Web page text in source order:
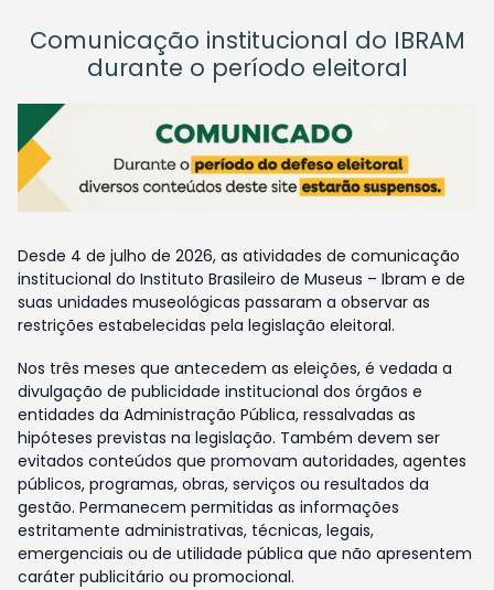
Comunicação institucional do IBRAM
durante o período eleitoral
Desde 4 de julho de 2026, as atividades de comunicação
institucional do Instituto Brasileiro de Museus – Ibram e de
suas unidades museológicas passaram a observar as
restrições estabelecidas pela legislação eleitoral.
Nos três meses que antecedem as eleições, é vedada a
divulgação de publicidade institucional dos órgãos e
entidades da Administração Pública, ressalvadas as
hipóteses previstas na legislação. Também devem ser
evitados conteúdos que promovam autoridades, agentes
públicos, programas, obras, serviços ou resultados da
gestão. Permanecem permitidas as informações
estritamente administrativas, técnicas, legais,
emergenciais ou de utilidade pública que não apresentem
caráter publicitário ou promocional.